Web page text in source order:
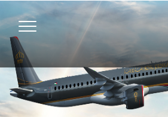
Toggle